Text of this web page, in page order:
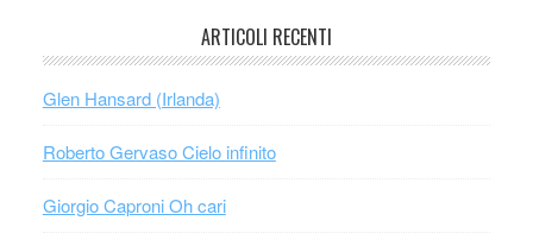
ARTICOLI RECENTI
Glen Hansard (Irlanda)
Roberto Gervaso Cielo infinito
Giorgio Caproni Oh cari